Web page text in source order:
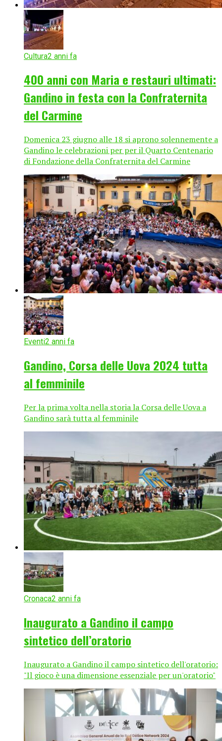
Cultura2 anni fa
400 anni con Maria e restauri ultimati:
Gandino in festa con la Confraternita
del Carmine
Domenica 23 giugno alle 18 si aprono solennemente a
Gandino le celebrazioni per per il Quarto Centenario
di Fondazione della Confraternita del Carmine
Eventi2 anni fa
Gandino, Corsa delle Uova 2024 tutta
al femminile
Per la prima volta nella storia la Corsa delle Uova a
Gandino sarà tutta al femminile
Cronaca2 anni fa
Inaugurato a Gandino il campo
sintetico dell’oratorio
Inaugurato a Gandino il campo sintetico dell'oratorio:
"Il gioco è una dimensione essenziale per un'oratorio"